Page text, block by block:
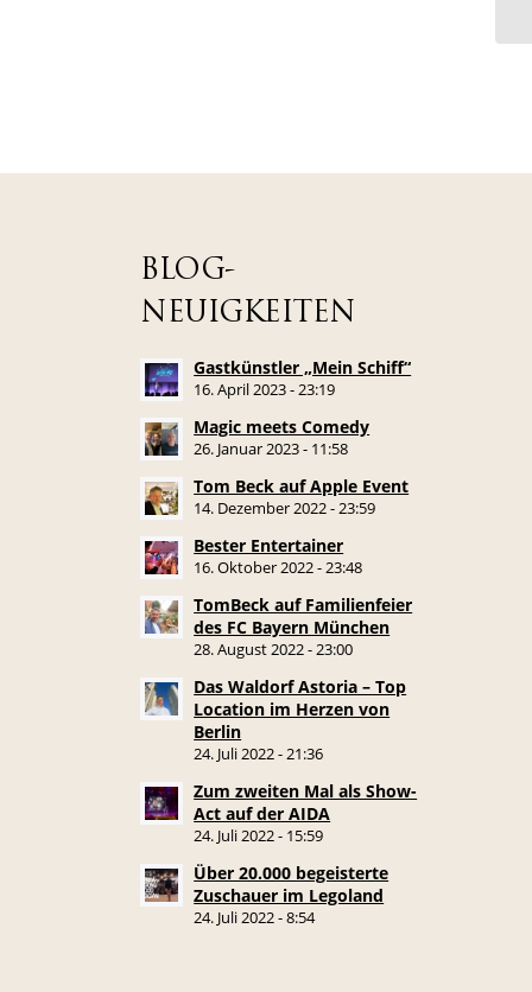
BLOG-
NEUIGKEITEN
Gastkünstler „Mein Schiff“
16. April 2023 - 23:19
Magic meets Comedy
26. Januar 2023 - 11:58
Tom Beck auf Apple Event
14. Dezember 2022 - 23:59
Bester Entertainer
16. Oktober 2022 - 23:48
TomBeck auf Familienfeier
des FC Bayern München
28. August 2022 - 23:00
Das Waldorf Astoria – Top
Location im Herzen von
Berlin
24. Juli 2022 - 21:36
Zum zweiten Mal als Show-
Act auf der AIDA
24. Juli 2022 - 15:59
Über 20.000 begeisterte
Zuschauer im Legoland
24. Juli 2022 - 8:54